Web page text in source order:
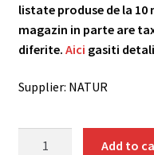
listate produse de la
magazin in parte are
diferite. Aici gasiti
Supplier: NATUR
Add to